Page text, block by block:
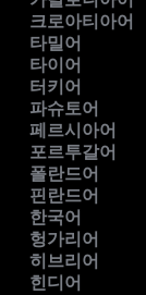
크로아티아어
타밀어
타이어
터키어
파슈토어
페르시아어
포르투갈어
폴란드어
핀란드어
한국어
헝가리어
히브리어
힌디어